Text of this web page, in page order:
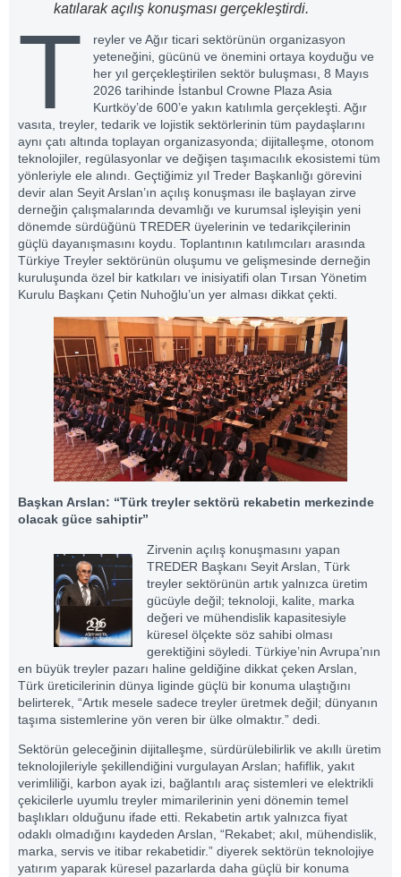
katılarak açılış konuşması gerçekleştirdi.
T
reyler ve Ağır ticari sektörünün organizasyon
yeteneğini, gücünü ve önemini ortaya koyduğu ve
her yıl gerçekleştirilen sektör buluşması, 8 Mayıs
2026 tarihinde İstanbul Crowne Plaza Asia
Kurtköy’de 600’e yakın katılımla gerçekleşti. Ağır
vasıta, treyler, tedarik ve lojistik sektörlerinin tüm paydaşlarını
aynı çatı altında toplayan organizasyonda; dijitalleşme, otonom
teknolojiler, regülasyonlar ve değişen taşımacılık ekosistemi tüm
yönleriyle ele alındı. Geçtiğimiz yıl Treder Başkanlığı görevini
devir alan Seyit Arslan’ın açılış konuşması ile başlayan zirve
derneğin çalışmalarında devamlığı ve kurumsal işleyişin yeni
dönemde sürdüğünü TREDER üyelerinin ve tedarikçilerinin
güçlü dayanışmasını koydu. Toplantının katılımcıları arasında
Türkiye Treyler sektörünün oluşumu ve gelişmesinde derneğin
kuruluşunda özel bir katkıları ve inisiyatifi olan Tırsan Yönetim
Kurulu Başkanı Çetin Nuhoğlu’un yer alması dikkat çekti.
Başkan Arslan: “Türk treyler sektörü rekabetin merkezinde
olacak güce sahiptir”
Zirvenin açılış konuşmasını yapan
TREDER Başkanı Seyit Arslan, Türk
treyler sektörünün artık yalnızca üretim
gücüyle değil; teknoloji, kalite, marka
değeri ve mühendislik kapasitesiyle
küresel ölçekte söz sahibi olması
gerektiğini söyledi. Türkiye’nin Avrupa’nın
en büyük treyler pazarı haline geldiğine dikkat çeken Arslan,
Türk üreticilerinin dünya liginde güçlü bir konuma ulaştığını
belirterek, “Artık mesele sadece treyler üretmek değil; dünyanın
taşıma sistemlerine yön veren bir ülke olmaktır.” dedi.
Sektörün geleceğinin dijitalleşme, sürdürülebilirlik ve akıllı üretim
teknolojileriyle şekillendiğini vurgulayan Arslan; hafiflik, yakıt
verimliliği, karbon ayak izi, bağlantılı araç sistemleri ve elektrikli
çekicilerle uyumlu treyler mimarilerinin yeni dönemin temel
başlıkları olduğunu ifade etti. Rekabetin artık yalnızca fiyat
odaklı olmadığını kaydeden Arslan, “Rekabet; akıl, mühendislik,
marka, servis ve itibar rekabetidir.” diyerek sektörün teknolojiye
yatırım yaparak küresel pazarlarda daha güçlü bir konuma